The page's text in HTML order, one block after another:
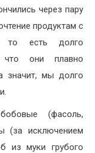
через пару
продуктам с
то есть долго
что они плавно
значит, мы долго
(фасоль,
(за исключением
из муки грубого